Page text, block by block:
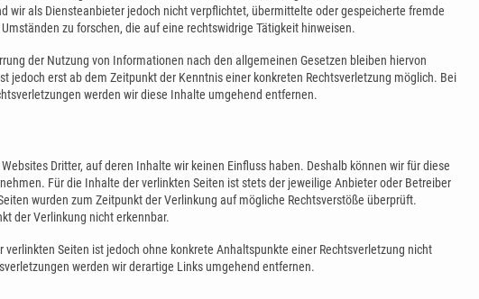
wir als Diensteanbieter jedoch nicht verpflichtet, übermittelte oder gespeicherte fremde
zu forschen, die auf eine rechtswidrige Tätigkeit hinweisen.
der Nutzung von Informationen nach den allgemeinen Gesetzen bleiben hiervon
jedoch erst ab dem Zeitpunkt der Kenntnis einer konkreten Rechtsverletzung möglich. Bei
werden wir diese Inhalte umgehend entfernen.
Dritter, auf deren Inhalte wir keinen Einfluss haben. Deshalb können wir für diese
Für die Inhalte der verlinkten Seiten ist stets der jeweilige Anbieter oder Betreiber
wurden zum Zeitpunkt der Verlinkung auf mögliche Rechtsverstöße überprüft.
der Verlinkung nicht erkennbar.
Seiten ist jedoch ohne konkrete Anhaltspunkte einer Rechtsverletzung nicht
werden wir derartige Links umgehend entfernen.